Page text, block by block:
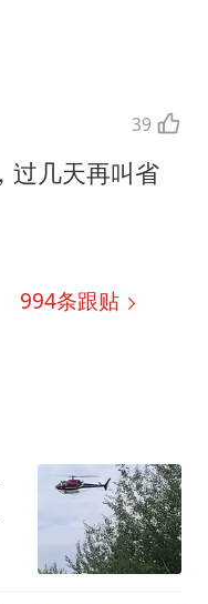
39
过几天再叫省
994条跟贴